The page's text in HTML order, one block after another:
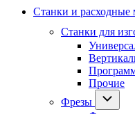
Станки и расходные
Станки для
Прочие
Фрезы